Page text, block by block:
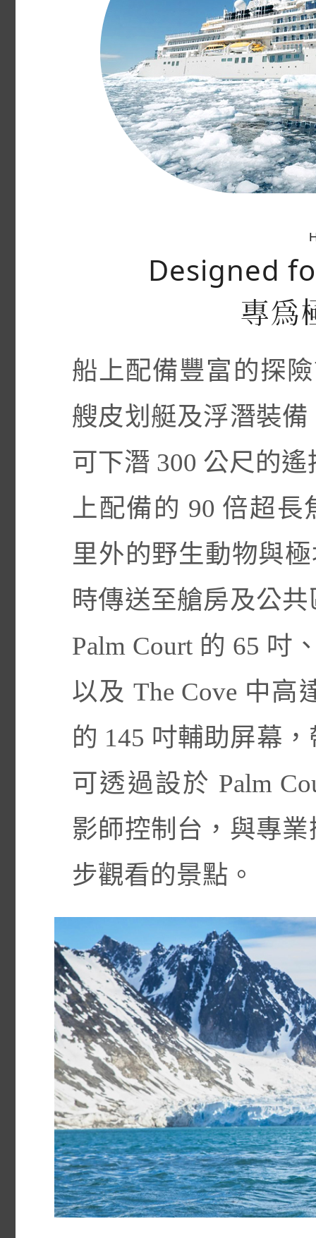
Designed
專爲
船上配備豐富的探
艘皮划艇及浮潛裝
可下潛 300 公尺的
上配備的 90 倍超長
里外的野生動物與
時傳送至艙房及公
Palm Court 的 65 吋
以及 The Cove 中高
的 145 吋輔助屏幕
可透過設於 Palm
影師控制台，與專
步觀看的景點。